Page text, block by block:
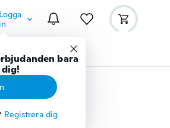
Logga
in
bara
Registrera dig
Teknikprylar Mer